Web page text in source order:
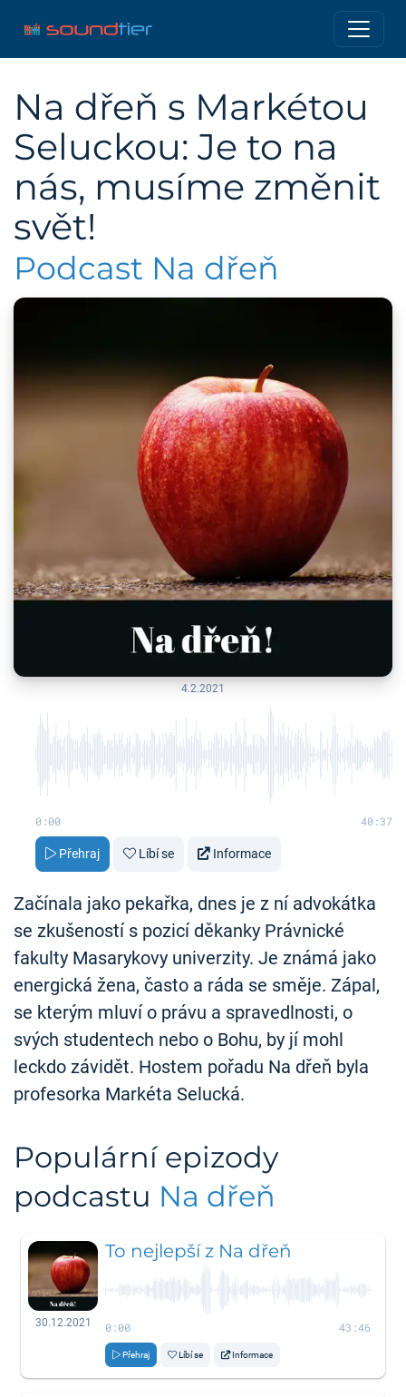
Na dřeň s Markétou
Seluckou: Je to na
nás, musíme změnit
svět!
Podcast Na dřeň
4.2.2021
0:00 40:37
Přehraj Líbí se Informace
Začínala jako pekařka, dnes je z ní advokátka
se zkušeností s pozicí děkanky Právnické
fakulty Masarykovy univerzity. Je známá jako
energická žena, často a ráda se směje. Zápal,
se kterým mluví o právu a spravedlnosti, o
svých studentech nebo o Bohu, by jí mohl
leckdo závidět. Hostem pořadu Na dřeň byla
profesorka Markéta Selucká.
Populární epizody
podcastu Na dřeň
30.12.2021
To nejlepší z Na dřeň
0:00 43:46
Přehraj Líbí se Informace